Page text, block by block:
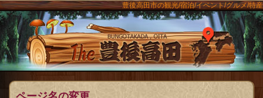
豊後高田市の観光/宿泊/イベント/グルメ/特産
The豊後
メニュー